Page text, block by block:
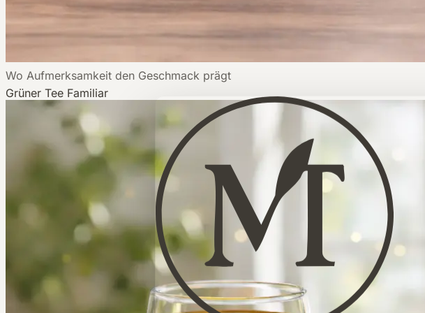
Wo Aufmerksamkeit den Geschmack prägt
Grüner Tee Familiar